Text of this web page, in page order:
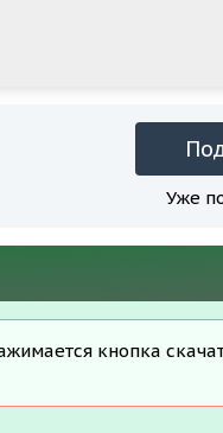
Уже
кнопка